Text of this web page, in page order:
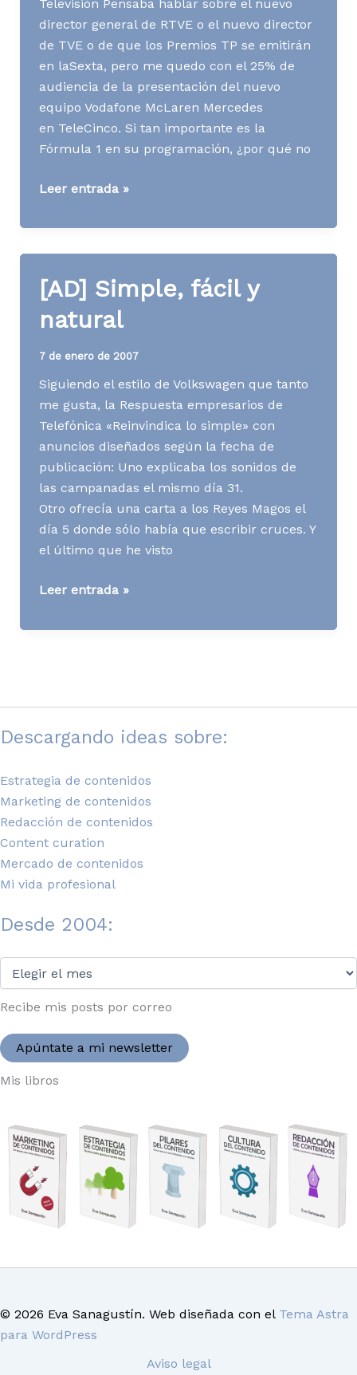
Televisión Pensaba hablar sobre el nuevo
director general de RTVE o el nuevo director
de TVE o de que los Premios TP se emitirán
en laSexta, pero me quedo con el 25% de
audiencia de la presentación del nuevo
equipo Vodafone McLaren Mercedes
en TeleCinco. Si tan importante es la
Fórmula 1 en su programación, ¿por qué no
Media
S03
Leer entrada »
[AD] Simple, fácil y
natural
7 de enero de 2007
Siguiendo el estilo de Volkswagen que tanto
me gusta, la Respuesta empresarios de
Telefónica «Reinvindica lo simple» con
anuncios diseñados según la fecha de
publicación: Uno explicaba los sonidos de
las campanadas el mismo día 31.
Otro ofrecía una carta a los Reyes Magos el
día 5 donde sólo había que escribir cruces. Y
el último que he visto
[AD]
fácil
Leer entrada »
Descargando ideas sobre:
Estrategia de contenidos
Marketing de contenidos
Redacción de contenidos
Content curation
Mercado de contenidos
Mi vida profesional
Desde 2004:
2004:
Recibe mis posts por correo
Apúntate a mi newsletter
Mis libros
© 2026 Eva Sanagustín. Web diseñada con el Tema Astra
para WordPress
Aviso legal